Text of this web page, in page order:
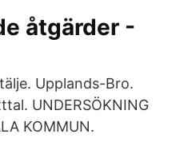
åtgärder -
Upplands-Bro.
UNDERSÖKNING
KOMMUN.